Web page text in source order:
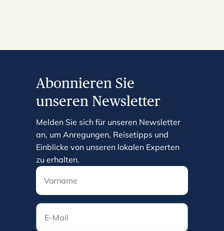
Abonnieren Sie
unseren Newsletter
Melden Sie sich für unseren Newsletter
an, um Anregungen, Reisetipps und
Einblicke von unseren lokalen Experten
zu erhalten.
E-Mail